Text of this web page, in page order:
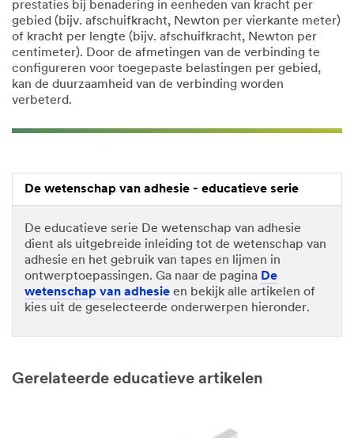
prestaties bij benadering in eenheden van kracht per
gebied (bijv. afschuifkracht, Newton per vierkante meter)
of kracht per lengte (bijv. afschuifkracht, Newton per
centimeter). Door de afmetingen van de verbinding te
configureren voor toegepaste belastingen per gebied,
kan de duurzaamheid van de verbinding worden
verbeterd.
De wetenschap van adhesie - educatieve serie
De educatieve serie De wetenschap van adhesie
dient als uitgebreide inleiding tot de wetenschap van
adhesie en het gebruik van tapes en lijmen in
ontwerptoepassingen. Ga naar de pagina De
wetenschap van adhesie en bekijk alle artikelen of
kies uit de geselecteerde onderwerpen hieronder.
Gerelateerde educatieve artikelen